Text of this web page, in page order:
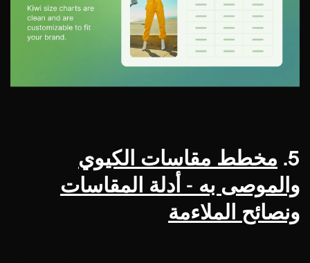
5. مخطط مقاسات الكيوي
والموصى به - أدلة المقاسات
ونصائح الملاءمة